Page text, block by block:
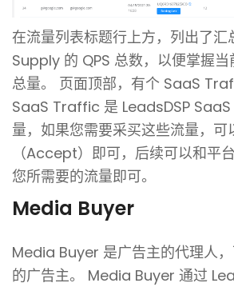
在流量列表标题行上方，列出了
Supply 的 QPS 总数，以便掌握
总量。
页面顶部，有个 SaaS
SaaS Traffic 是 LeadsDSP SaaS
量，如果您需要采买这些流量，可
（Accept）即可，后续可以和平
您所需要的流量即可。
Media Buyer
Media Buyer 是广告主的代理人
的广告主。 Media Buyer 通过